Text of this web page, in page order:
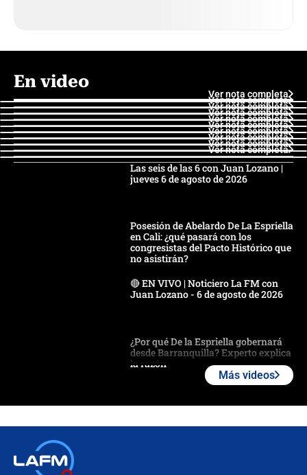
En video
Ver nota completa
Ver nota completa
Ver nota completa
Ver nota completa
Ver nota completa
Ver nota completa
Ver nota completa
Ver nota completa
Ver nota completa
Ver nota completa
Las seis de las 6 con Juan Lozano |
jueves 6 de agosto de 2026
Posesión de Abelardo De La Espriella
en Cali: ¿qué pasará con los
congresistas del Pacto Histórico que
no asistirán?
🔴 EN VIVO | Noticiero La FM con
Juan Lozano - 6 de agosto de 2026
¿Por qué De la Espriella gobernará
desde Barranquilla? Experto explica
la razón
Más videos